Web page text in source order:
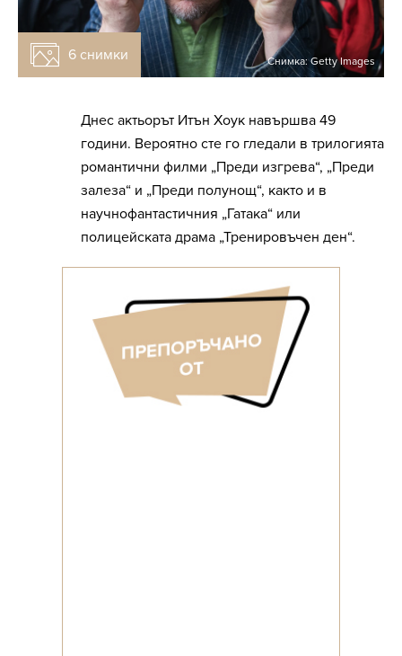
6 снимки Снимка: Getty Images
Днес актьорът Итън Хоук навършва 49
години. Вероятно сте го гледали в трилогията
романтични филми „Преди изгрева“, „Преди
залеза“ и „Преди полунощ“, както и в
научнофантастичния „Гатака“ или
полицейската драма „Тренировъчен ден“.